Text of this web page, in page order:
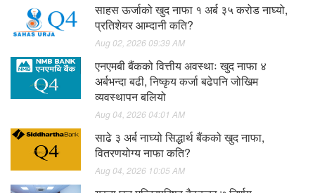
साहस ऊर्जाको खुद नाफा १ अर्ब ३५ करोड नाघ्यो,
प्रतिशेयर आम्दानी कति?
Aug 02, 2026 09:39 AM
एनएमबी बैंकको वित्तीय अवस्थाः खुद नाफा ४
अर्बभन्दा बढी, निष्कृय कर्जा बढेपनि जोखिम
व्यवस्थापन बलियो
Aug 04, 2026 04:01 AM
साढे ३ अर्ब नाघ्यो सिद्धार्थ बैंकको खुद नाफा,
वितरणयोग्य नाफा कति?
Aug 04, 2026 10:05 AM